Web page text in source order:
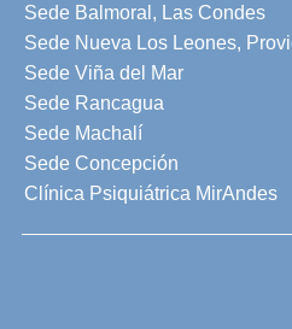
Sede Balmoral, Las Condes
Sede Nueva Los Leones,
Sede Viña del Mar
Sede Rancagua
Sede Machalí
Sede Concepción
Clínica Psiquiátrica MirAndes